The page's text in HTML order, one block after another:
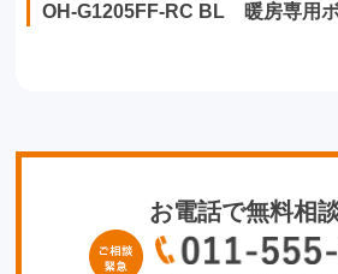
OH-G1205FF-RC BL 暖房専用ボ
お電話で無料相